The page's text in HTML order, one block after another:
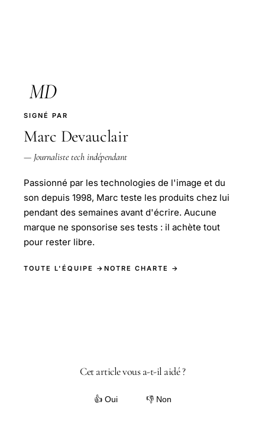
MD
SIGNÉ PAR
Marc Devauclair
— Journaliste tech indépendant
Passionné par les technologies de l'image et du
son depuis 1998, Marc teste les produits chez lui
pendant des semaines avant d'écrire. Aucune
marque ne sponsorise ses tests : il achète tout
pour rester libre.
TOUTE L'ÉQUIPE → NOTRE CHARTE →
Cet article vous a-t-il aidé ?
👍 Oui 👎 Non